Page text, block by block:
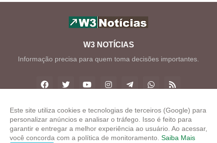
W3 NOTÍCIAS
Informação precisa para quem toma decisões importantes.
Copyright ©2026W3 Notícias
INÍCIO SOBRE CONTATO LGPD EXPEDIENTE
Este site utiliza cookies e tecnologias de terceiros (Google) para
personalizar anúncios e analisar o tráfego. Isso é feito para
garantir e entregar a melhor experiência ao usuário. Ao acessar,
você concorda com a política de monitoramento. Saiba Mais